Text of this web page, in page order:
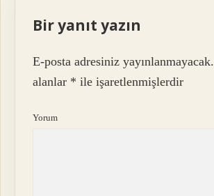
Bir yanıt yazın
E-posta adresiniz yayınlanmayacak.
alanlar * ile işaretlenmişlerdir
Yorum